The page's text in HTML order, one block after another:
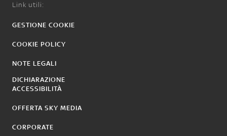
Link utili:
GESTIONE COOKIE
COOKIE POLICY
NOTE LEGALI
DICHIARAZIONE
ACCESSIBILITÀ
OFFERTA SKY MEDIA
CORPORATE